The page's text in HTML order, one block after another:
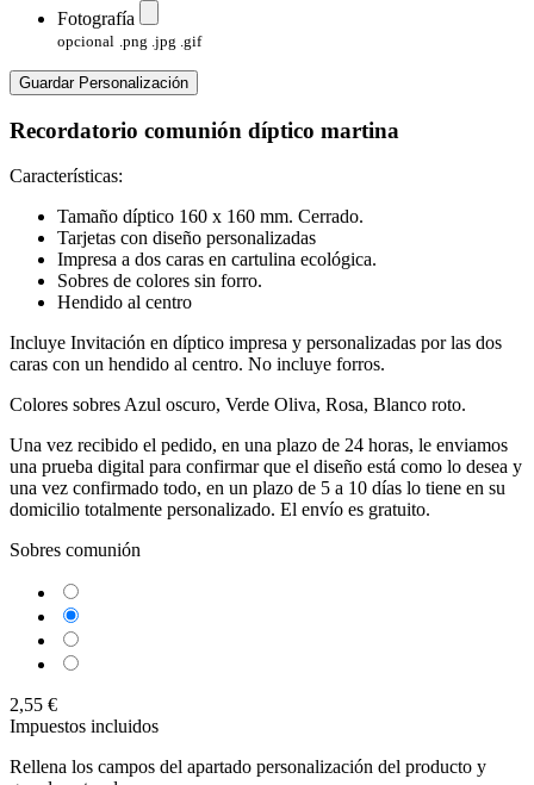
Fotografía
opcional .png .jpg .gif
Guardar Personalización
Recordatorio comunión díptico martina
Características:
Tamaño díptico 160 x 160 mm. Cerrado.
Tarjetas con diseño personalizadas
Impresa a dos caras en cartulina ecológica.
Sobres de colores sin forro.
Hendido al centro
Incluye Invitación en díptico impresa y personalizadas por las dos
caras con un hendido al centro. No incluye forros.
Colores sobres Azul oscuro, Verde Oliva, Rosa, Blanco roto.
Una vez recibido el pedido, en una plazo de 24 horas, le enviamos
una prueba digital para confirmar que el diseño está como lo desea y
una vez confirmado todo, en un plazo de 5 a 10 días lo tiene en su
domicilio totalmente personalizado. El envío es gratuito.
Sobres comunión
2,55 €
Impuestos incluidos
Rellena los campos del apartado personalización del producto y